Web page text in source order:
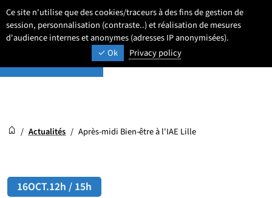
Ce site n'utilise que des cookies/traceurs à des fins de gestion de
session, personnalisation (contraste..) et réalisation de mesures
d'audience internes et anonymes (adresses IP anonymisées).
Ok
Privacy policy
Aller
au
contenu
Aller
au
menu
Aller
au
pied
page
Newsroom
ACTUALITÉS ET AGENDA Paramétrage
Newsroom
Accueil
/ Actualités / Après-midi Bien-être à l'IAE Lille
16OCT.12h / 15h